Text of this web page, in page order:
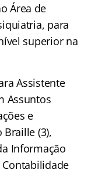
Área de
para
superior na
Assistente
Assuntos
e
Braille (3),
Informação
Contabilidade